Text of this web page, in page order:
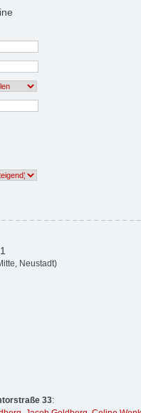
Neustadt)
33: